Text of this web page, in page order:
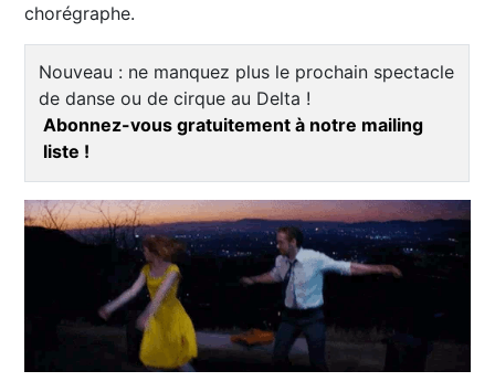
chorégraphe.
Nouveau : ne manquez plus le prochain spectacle
de danse ou de cirque au Delta !
Abonnez-vous gratuitement à notre mailing
liste !